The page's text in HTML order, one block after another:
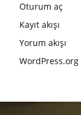
Oturum aç
Kayıt akışı
Yorum akışı
WordPress.org